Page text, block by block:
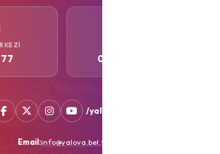
0552 505 77 77
/yalovabld
Email:info@yalova.bel.tr